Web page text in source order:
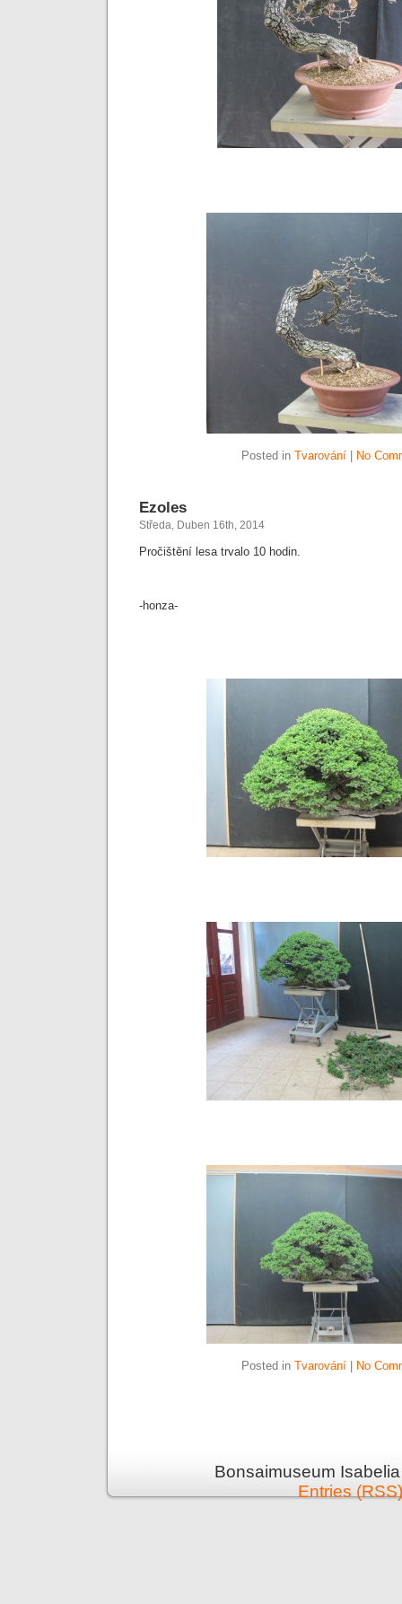
Posted in Tvarování No
Ezoles
Středa, Duben 16th, 2014
Pročištění lesa trvalo 10 hodin.
-honza-
Posted in Tvarování No
Bonsaimuseum
Entries (RSS)